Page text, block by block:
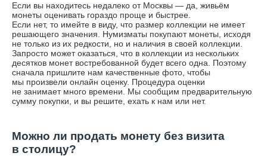
Если вы находитесь недалеко от Москвы — да, живьём
монеты оценивать гораздо проще и быстрее.
Если нет, то имейте в виду, что размер коллекции не имеет
решающего значения. Нумизматы покупают монеты, исходя
не только из их редкости, но и наличия в своей коллекции.
Запросто может оказаться, что в коллекции из нескольких
десятков монет востребованной будет всего одна. Поэтому
сначала пришлите нам качественные фото, чтобы
мы произвели онлайн оценку. Процедура оценки
не занимает много времени. Мы сообщим предварительную
сумму покупки, и вы решите, ехать к нам или нет.
Можно ли продать монету без визита
в столицу?